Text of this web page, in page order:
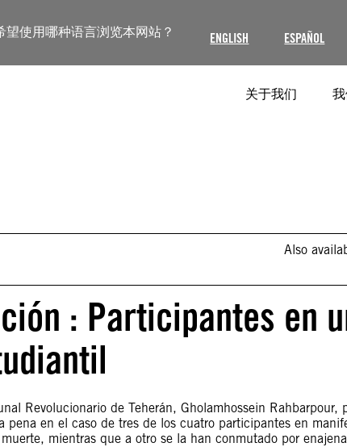
望使用哪种语言浏览本网站？ ENGLISH ESPAÑOL
关于我们
Also
: Participantes en
Revolucionario de Teherán, Gholamhossein Rahbarpour,
en el caso de tres de los cuatro participantes en
mientras que a otro se la han conmutado por